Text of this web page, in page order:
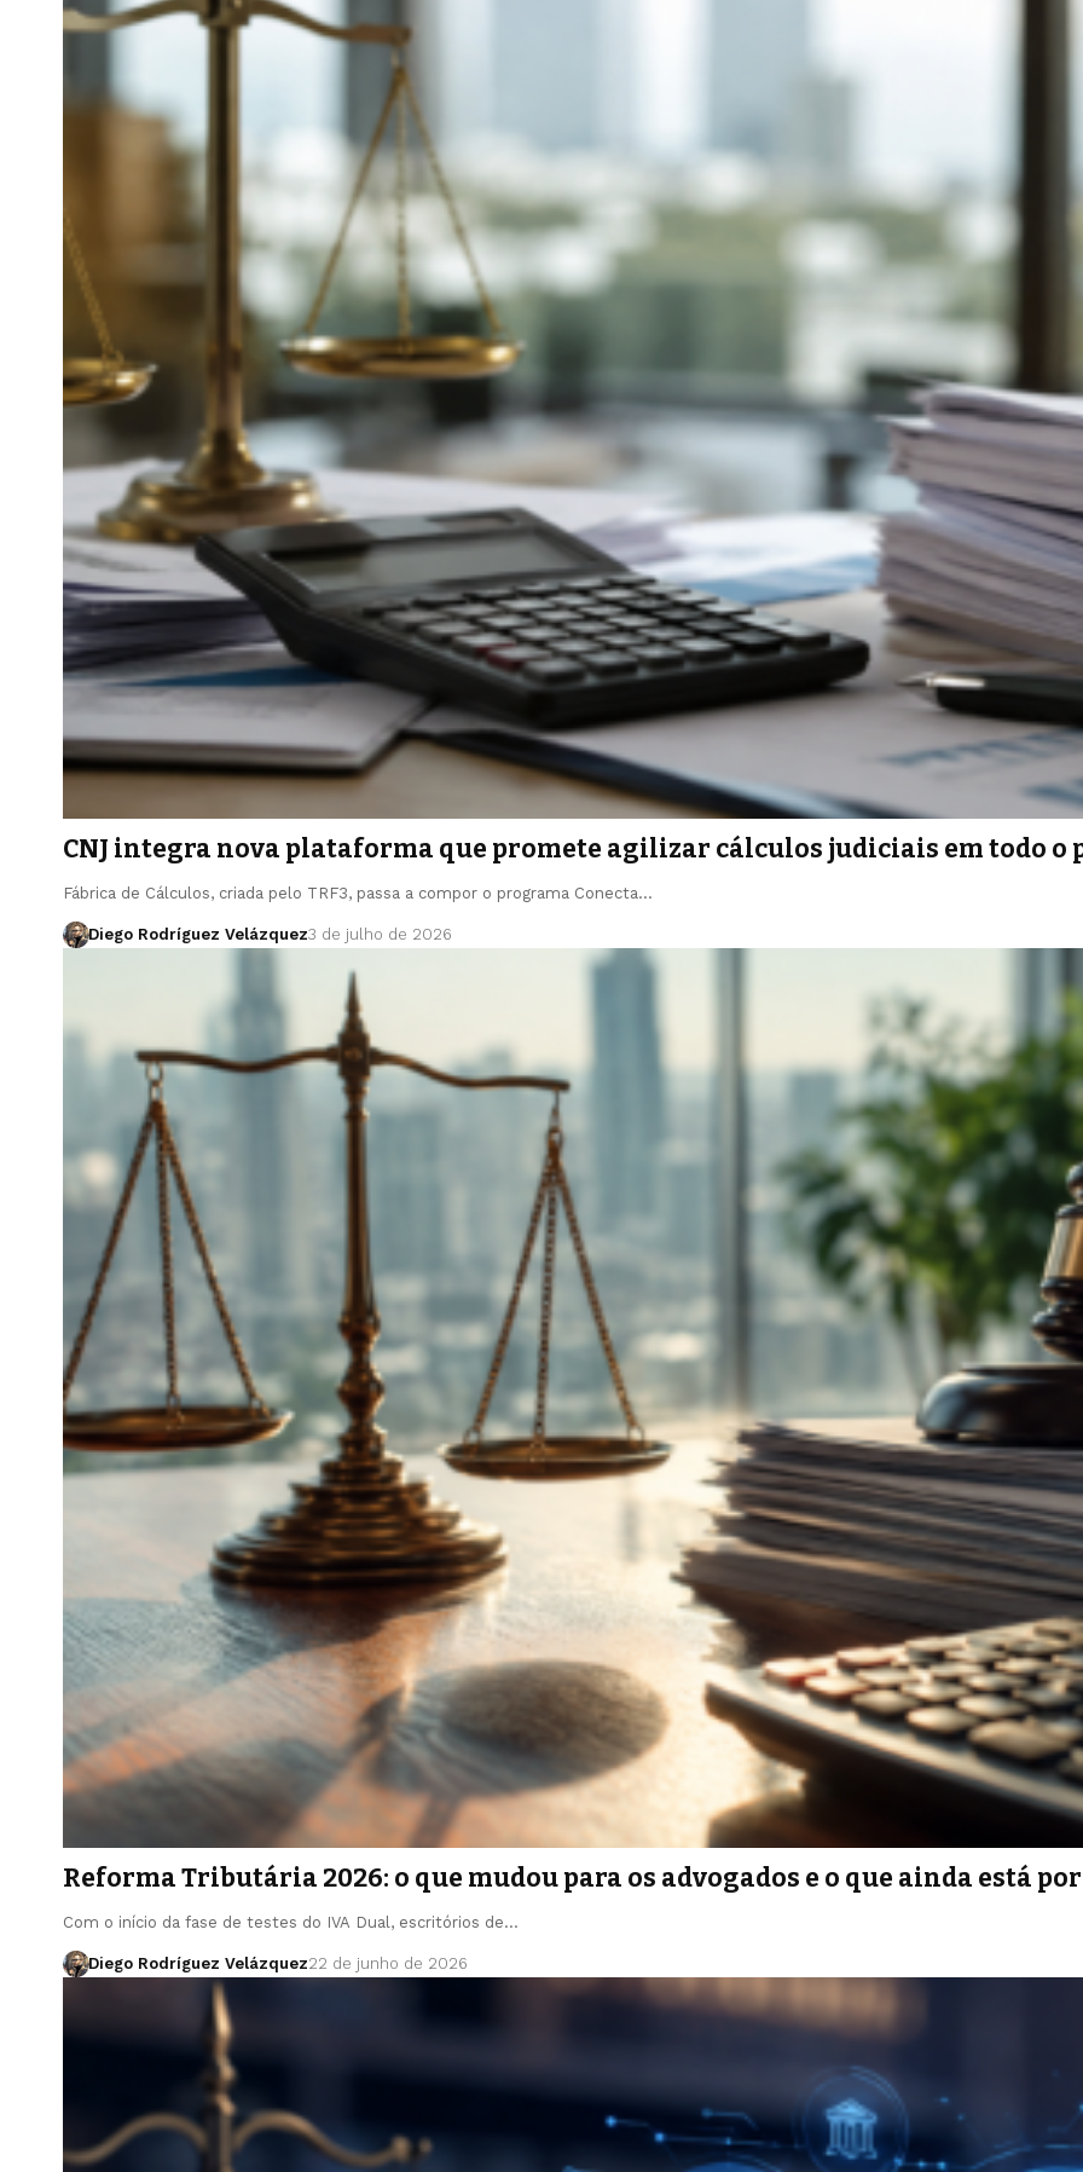
CNJ integra nova plataforma que promete agilizar cálculos judiciais em todo o
Fábrica de Cálculos, criada pelo TRF3, passa a compor o programa Conecta…
Diego Rodríguez Velázquez3 de julho de 2026
Reforma Tributária 2026: o que mudou para os advogados e o que ainda está
Com o início da fase de testes do IVA Dual, escritórios de…
Diego Rodríguez Velázquez22 de junho de 2026